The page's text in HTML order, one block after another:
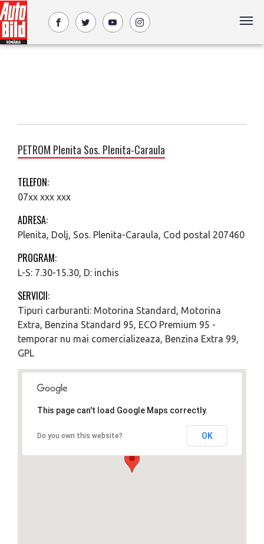
PETROM Plenita Sos. Plenita-Caraula
TELEFON:
07xx xxx xxx
ADRESA:
Plenita, Dolj, Sos. Plenita-Caraula, Cod postal 207460
PROGRAM:
L-S: 7.30-15.30, D: inchis
SERVICII:
Tipuri carburanti: Motorina Standard, Motorina
Extra, Benzina Standard 95, ECO Premium 95 -
temporar nu mai comercializeaza, Benzina Extra 99,
GPL
This page can't load Google Maps correctly.
Do you own this website? OK